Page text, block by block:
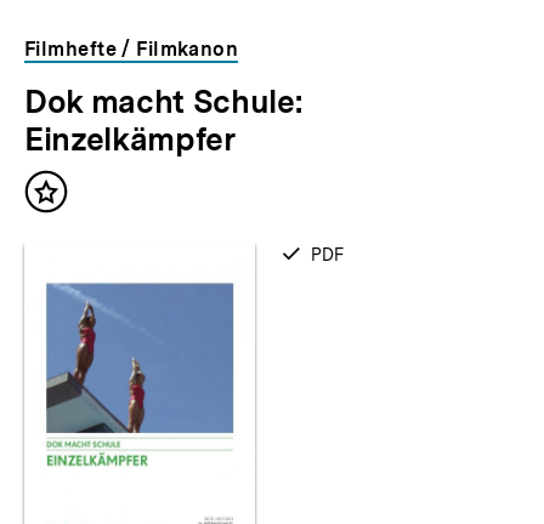
Filmhefte / Filmkanon
Dok macht Schule:
Einzelkämpfer
Inhalt
verfügbar
PDF